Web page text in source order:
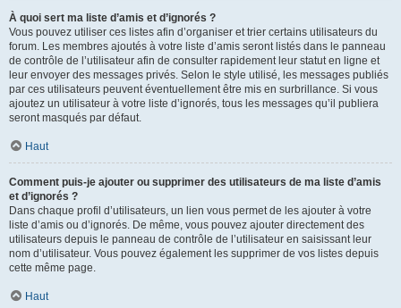
À quoi sert ma liste d’amis et d’ignorés ?
Vous pouvez utiliser ces listes afin d’organiser et trier certains utilisateurs du
forum. Les membres ajoutés à votre liste d’amis seront listés dans le panneau
de contrôle de l’utilisateur afin de consulter rapidement leur statut en ligne et
leur envoyer des messages privés. Selon le style utilisé, les messages publiés
par ces utilisateurs peuvent éventuellement être mis en surbrillance. Si vous
ajoutez un utilisateur à votre liste d’ignorés, tous les messages qu’il publiera
seront masqués par défaut.
Haut
Comment puis-je ajouter ou supprimer des utilisateurs de ma liste d’amis
et d’ignorés ?
Dans chaque profil d’utilisateurs, un lien vous permet de les ajouter à votre
liste d’amis ou d’ignorés. De même, vous pouvez ajouter directement des
utilisateurs depuis le panneau de contrôle de l’utilisateur en saisissant leur
nom d’utilisateur. Vous pouvez également les supprimer de vos listes depuis
cette même page.
Haut